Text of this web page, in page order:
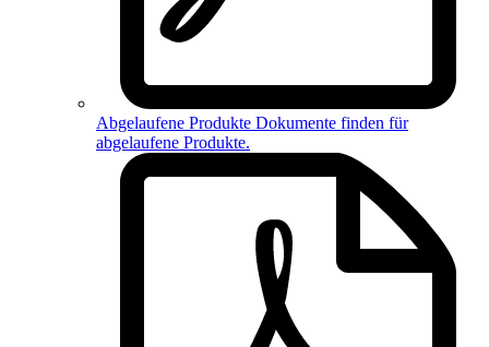
Abgelaufene Produkte Dokumente finden für
abgelaufene Produkte.